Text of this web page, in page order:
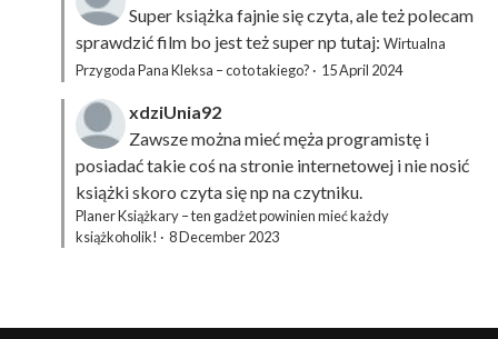
Super książka fajnie się czyta, ale też polecam
sprawdzić film bo jest też super np tutaj: Wirtualna
Przygoda Pana Kleksa – co to takiego? · 15 April 2024
xdziUnia92
Zawsze można mieć męża programistę i
posiadać takie coś na stronie internetowej i nie nosić
książki skoro czyta się np na czytniku.
Planer Książkary – ten gadżet powinien mieć każdy
książkoholik! · 8 December 2023